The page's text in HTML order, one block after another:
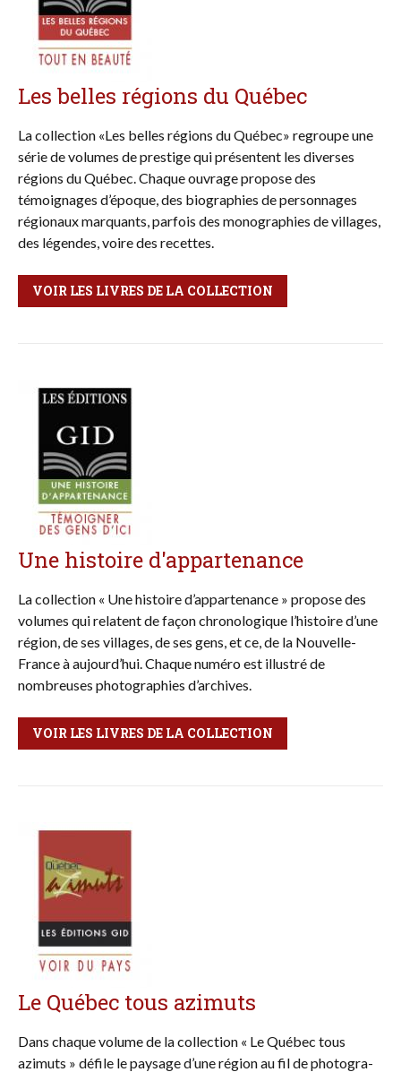
Les belles régions du Québec
La collection «Les belles régions du Québec» regroupe une
série de volumes de prestige qui présentent les diverses
régions du Québec. Chaque ouvrage propose des
témoignages d’époque, des biographies de personnages
régionaux marquants, parfois des monographies de villages,
des légendes, voire des recettes.
VOIR LES LIVRES DE LA COLLECTION
Une histoire d'appartenance
La collection « Une histoire d’appartenance » propose des
volumes qui relatent de façon chronologique l’histoire d’une
région, de ses villages, de ses gens, et ce, de la Nouvelle-
France à aujourd’hui. Chaque numéro est illustré de
nombreuses photographies d’archives.
VOIR LES LIVRES DE LA COLLECTION
Le Québec tous azimuts
Dans chaque vo­lume de la collection « Le Québec tous
azimuts » défile le paysage d’une région au fil de photo­gra­